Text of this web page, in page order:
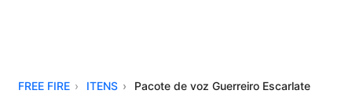
FREE FIRE ITENS Pacote de voz Guerreiro Escarlate